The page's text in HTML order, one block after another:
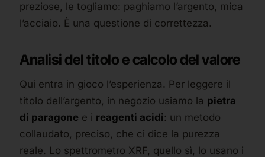
preziose, le togliamo: paghiamo l’argento, mica
l’acciaio. È una questione di correttezza.
Analisi del titolo e calcolo del valore
Qui entra in gioco l’esperienza. Per leggere il
titolo dell’argento, in negozio usiamo la pietra
di paragone e i reagenti acidi: un metodo
collaudato, preciso, che ci dice la purezza
reale. Lo spettrometro XRF, quello sì, lo usano i